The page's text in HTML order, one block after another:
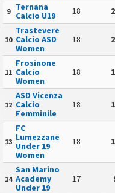
9
Ternana
Calcio U19
18
10
Trastevere
Calcio ASD
Women
18
11
Frosinone
Calcio
Women
18
12
ASD Vicenza
Calcio
Femminile
18
13
FC
Lumezzane
Under 19
Women
18
14
San Marino
Academy
Under 19
17